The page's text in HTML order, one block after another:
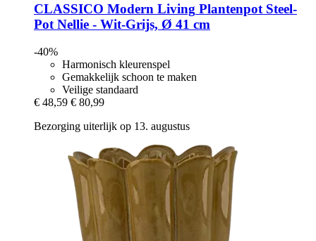
CLASSICO Modern Living Plantenpot Steel-​
Pot Nellie -​ Wit-​Grijs, Ø 41 cm
-40%
Harmonisch kleurenspel
Gemakkelijk schoon te maken
Veilige standaard
€ 48,59 € 80,99
Bezorging uiterlijk op 13. augustus